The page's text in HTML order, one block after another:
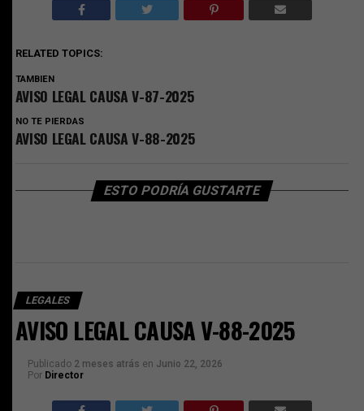
RELATED TOPICS:
TAMBIEN
AVISO LEGAL CAUSA V-87-2025
NO TE PIERDAS
AVISO LEGAL CAUSA V-88-2025
ESTO PODRÍA GUSTARTE
LEGALES
AVISO LEGAL CAUSA V-88-2025
Publicado 2 meses atrás en Junio 22, 2026
Por Director